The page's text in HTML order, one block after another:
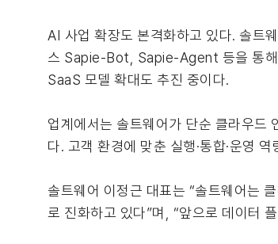
AI 사업 확장도 본격화하고 있다. 솔트
스 Sapie-Bot, Sapie-Agent 등을 통해
SaaS 모델 확대도 추진 중이다.
업계에서는 솔트웨어가 단순 클라우드
다. 고객 환경에 맞춘 실행·통합·운영
솔트웨어 이정근 대표는 “솔트웨어는
로 진화하고 있다”며, “앞으로 데이터